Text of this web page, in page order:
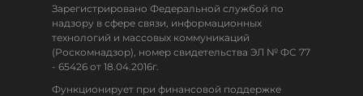
Зарегистрировано Федеральной службой по
надзору в сфере связи, информационных
технологий и массовых коммуникаций
(Роскомнадзор), номер свидетельства ЭЛ № ФС 77
- 65426 от 18.04.2016г.
Функционирует при финансовой поддержке